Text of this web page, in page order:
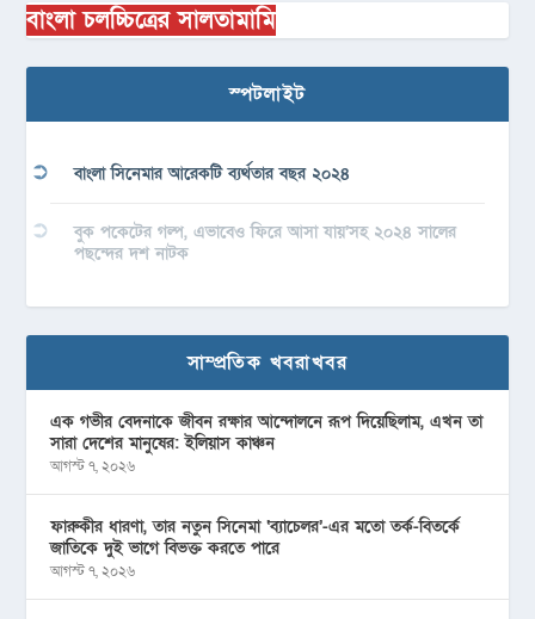
বাংলা চলচ্চিত্রের সালতামামি
স্পটলাইট
বাংলা সিনেমার আরেকটি ব্যর্থতার বছর ২০২৪
বুক পকেটের গল্প, এভাবেও ফিরে আসা যায়’সহ ২০২৪ সালের
পছন্দের দশ নাটক
সাম্প্রতিক খবরাখবর
এক গভীর বেদনাকে জীবন রক্ষার আন্দোলনে রূপ দিয়েছিলাম, এখন তা
সারা দেশের মানুষের: ইলিয়াস কাঞ্চন
আগস্ট ৭, ২০২৬
ফারুকীর ধারণা, তার নতুন সিনেমা ‘ব্যাচেলর’-এর মতো তর্ক-বিতর্কে
জাতিকে দুই ভাগে বিভক্ত করতে পারে
আগস্ট ৭, ২০২৬